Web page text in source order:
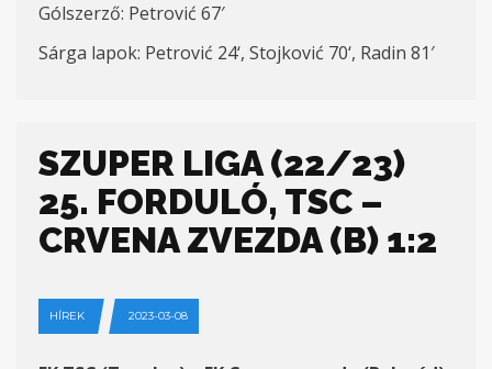
Gólszerző: Petrović 67′
Sárga lapok: Petrović 24‘, Stojković 70‘, Radin 81′
SZUPER LIGA (22/23)
25. FORDULÓ, TSC –
CRVENA ZVEZDA (B) 1:2
HÍREK 2023-03-08